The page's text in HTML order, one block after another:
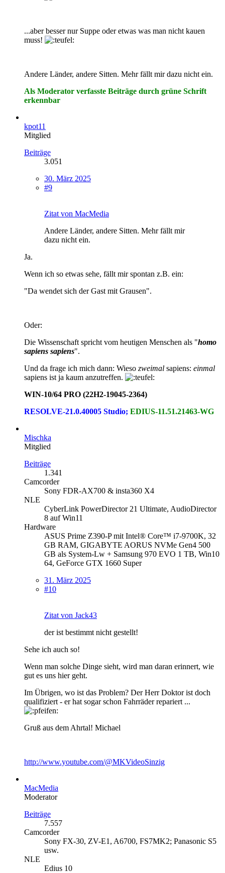
...aber besser nur Suppe oder etwas was man nicht kauen
muss!
Andere Länder, andere Sitten. Mehr fällt mir dazu nicht ein.
Als Moderator verfasste Beiträge durch grüne Schrift
erkennbar
kpot11
Mitglied
Beiträge
3.051
30. März 2025
#9
Zitat von MacMedia
Andere Länder, andere Sitten. Mehr fällt mir
dazu nicht ein.
Ja.
Wenn ich so etwas sehe, fällt mir spontan z.B. ein:
"Da wendet sich der Gast mit Grausen".
Oder:
Die Wissenschaft spricht vom heutigen Menschen als "homo
sapiens sapiens".
Und da frage ich mich dann: Wieso zweimal sapiens: einmal
sapiens ist ja kaum anzutreffen.
WIN-10/64 PRO (22H2-19045-2364)
RESOLVE-21.0.40005 Studio; EDIUS-11.51.21463-WG
Mischka
Mitglied
Beiträge
1.341
Camcorder
Sony FDR-AX700 & insta360 X4
NLE
CyberLink PowerDirector 21 Ultimate, AudioDirector
8 auf Win11
Hardware
ASUS Prime Z390-P mit Intel® Core™ i7-9700K, 32
GB RAM, GIGABYTE AORUS NVMe Gen4 500
GB als System-Lw + Samsung 970 EVO 1 TB, Win10
64, GeForce GTX 1660 Super
31. März 2025
#10
Zitat von Jack43
der ist bestimmt nicht gestellt!
Sehe ich auch so!
Wenn man solche Dinge sieht, wird man daran erinnert, wie
gut es uns hier geht.
Im Übrigen, wo ist das Problem? Der Herr Doktor ist doch
qualifiziert - er hat sogar schon Fahrräder repariert ...
Gruß aus dem Ahrtal! Michael
http://www.youtube.com/@MKVideoSinzig
MacMedia
Moderator
Beiträge
7.557
Camcorder
Sony FX-30, ZV-E1, A6700, FS7MK2; Panasonic S5
usw.
NLE
Edius 10